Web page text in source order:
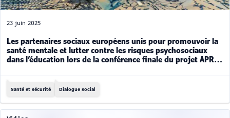
23 juin 2025
Les partenaires sociaux européens unis pour promouvoir la
santé mentale et lutter contre les risques psychosociaux
dans l’éducation lors de la conférence finale du projet APRES
Santé et sécurité Dialogue social